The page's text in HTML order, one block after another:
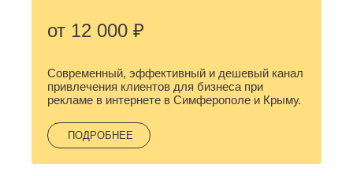
Димитровград
Евпатория
Екатеринбург
Елец
Ессентуки
Дону
С
Салават
Самара
Санкт-
Петербург
Саранск
от 12 000 ₽
Современный, эффективный и дешевый канал
привлечения клиентов для бизнеса при
рекламе в интернете в Симферополе и Крыму.
ПОДРОБНЕЕ